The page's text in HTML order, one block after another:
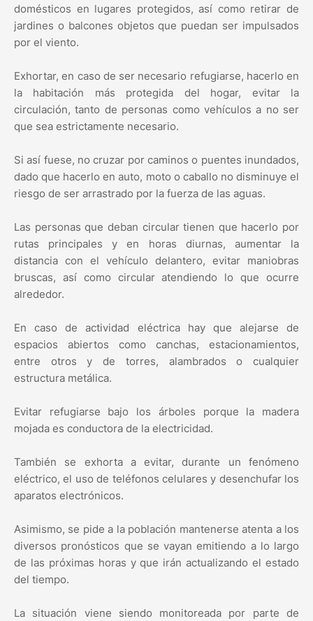
domésticos en lugares protegidos, así como retirar de
jardines o balcones objetos que puedan ser impulsados
por el viento.
Exhortar, en caso de ser necesario refugiarse, hacerlo en
la habitación más protegida del hogar, evitar la
circulación, tanto de personas como vehículos a no ser
que sea estrictamente necesario.
Si así fuese, no cruzar por caminos o puentes inundados,
dado que hacerlo en auto, moto o caballo no disminuye el
riesgo de ser arrastrado por la fuerza de las aguas.
Las personas que deban circular tienen que hacerlo por
rutas principales y en horas diurnas, aumentar la
distancia con el vehículo delantero, evitar maniobras
bruscas, así como circular atendiendo lo que ocurre
alrededor.
En caso de actividad eléctrica hay que alejarse de
espacios abiertos como canchas, estacionamientos,
entre otros y de torres, alambrados o cualquier
estructura metálica.
Evitar refugiarse bajo los árboles porque la madera
mojada es conductora de la electricidad.
También se exhorta a evitar, durante un fenómeno
eléctrico, el uso de teléfonos celulares y desenchufar los
aparatos electrónicos.
Asimismo, se pide a la población mantenerse atenta a los
diversos pronósticos que se vayan emitiendo a lo largo
de las próximas horas y que irán actualizando el estado
del tiempo.
La situación viene siendo monitoreada por parte de